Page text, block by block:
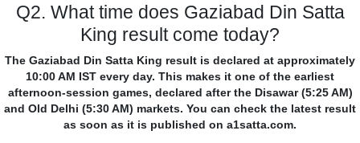
Q2. What time does Gaziabad Din Satta
King result come today?
The Gaziabad Din Satta King result is declared at approximately
10:00 AM IST every day. This makes it one of the earliest
afternoon-session games, declared after the Disawar (5:25 AM)
and Old Delhi (5:30 AM) markets. You can check the latest result
as soon as it is published on a1satta.com.